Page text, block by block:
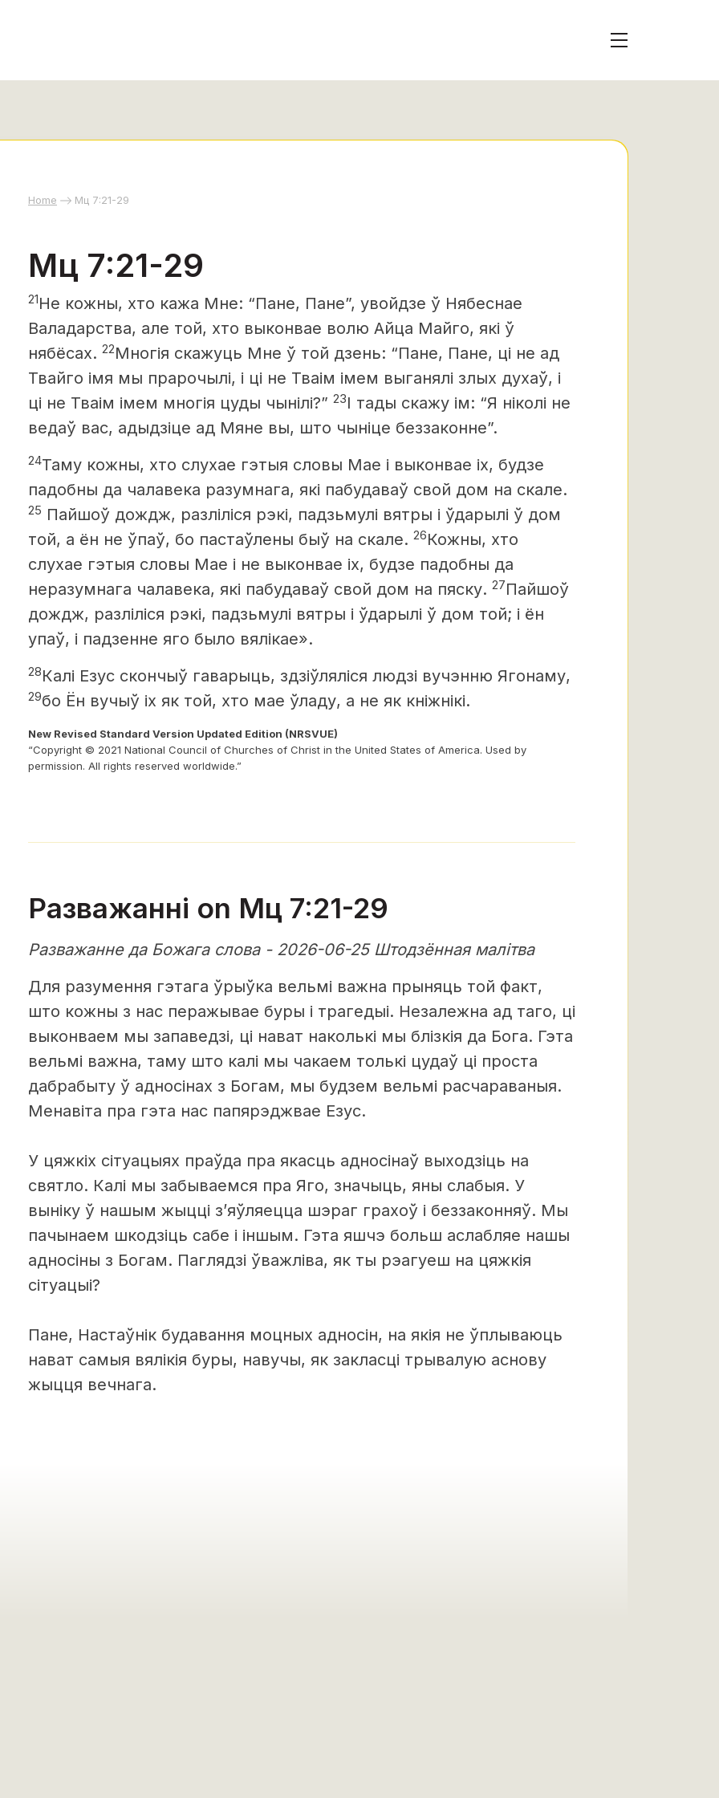
Home Мц 7:21-29
Мц 7:21-29
21Не кожны, хто кажа Мне: “Пане, Пане”, увойдзе ў Нябеснае
Валадарства, але той, хто выконвае волю Айца Майго, які ў
нябёсах. 22Многія скажуць Мне ў той дзень: “Пане, Пане, ці не ад
Твайго імя мы прарочылі, і ці не Тваім імем выганялі злых духаў, і
ці не Тваім імем многія цуды чынілі?” 23І тады скажу ім: “Я ніколі не
ведаў вас, адыдзіце ад Мяне вы, што чыніце беззаконне”.
24Таму кожны, хто слухае гэтыя словы Мае і выконвае іх, будзе
падобны да чалавека разумнага, які пабудаваў свой дом на скале.
25 Пайшоў дождж, разліліся рэкі, падзьмулі вятры і ўдарылі ў дом
той, а ён не ўпаў, бо пастаўлены быў на скале. 26Кожны, хто
слухае гэтыя словы Мае і не выконвае іх, будзе падобны да
неразумнага чалавека, які пабудаваў свой дом на пяску. 27Пайшоў
дождж, разліліся рэкі, падзьмулі вятры і ўдарылі ў дом той; і ён
упаў, і падзенне яго было вялікае».
28Калі Езус скончыў гаварыць, здзіўляліся людзі вучэнню Ягонаму,
29бо Ён вучыў іх як той, хто мае ўладу, а не як кніжнікі.
New Revised Standard Version Updated Edition (NRSVUE)
“Copyright © 2021 National Council of Churches of Christ in the United States of America. Used by
permission. All rights reserved worldwide.”
Разважанні on Мц 7:21-29
Разважанне да Божага слова - 2026-06-25 Штодзённая малітва
Для разумення гэтага ўрыўка вельмі важна прыняць той факт,
што кожны з нас перажывае буры і трагедыі. Незалежна ад таго, ці
выконваем мы запаведзі, ці нават наколькі мы блізкія да Бога. Гэта
вельмі важна, таму што калі мы чакаем толькі цудаў ці проста
дабрабыту ў адносінах з Богам, мы будзем вельмі расчараваныя.
Менавіта пра гэта нас папярэджвае Езус.
У цяжкіх сітуацыях праўда пра якасць адносінаў выходзіць на
святло. Калі мы забываемся пра Яго, значыць, яны слабыя. У
выніку ў нашым жыцці з’яўляецца шэраг грахоў і беззаконняў. Мы
пачынаем шкодзіць сабе і іншым. Гэта яшчэ больш аслабляе нашы
адносіны з Богам. Паглядзі ўважліва, як ты рэагуеш на цяжкія
сітуацыі?
Пане, Настаўнік будавання моцных адносін, на якія не ўплываюць
нават самыя вялікія буры, навучы, як закласці трывалую аснову
жыцця вечнага.